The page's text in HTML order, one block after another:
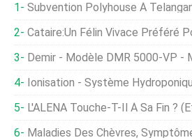
Subvention Polyhouse À Telangana
Cataire:Un Félin Vivace Préféré Pour Votre
Demir - Modèle DMR 5000-VP - Machine
Ionisation - Système
L'ALENA Touche-T-Il À Sa Fin ? (Et Comment Interpréter Les
Maladies Des Chèvres,